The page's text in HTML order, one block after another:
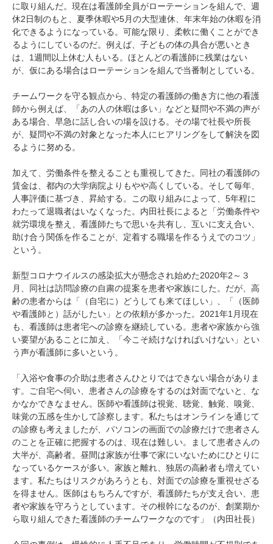
に取り組んだ。現在は看護師全員がローテーションを組んで、週
休2日制のもと、夏季休暇や5月の大型連休、年末年始の休暇を消
化できるようになっている。可能な限り、柔軟に働くことができ
るようにしているのだ。例えば、子どもの体の具合が悪いとき
は、1週間以上休む人もいる。ほとんどの看護師に残業はない
が、仮にある場合はローテーションを組んで当番制としている。
チームワークを守る観点から、特定の看護師の働き方に他の看護
師から例えば、「あの人の休暇は多い」などと疑問や不満の声が
ある場合、早急に話し合いの場を設ける。その場で社長や所長
が、疑問や不満の対象となった本人にヒアリングをして解決を図
るように努める。
加えて、労働条件を整えることも重視してきた。同社の看護師の
賃金は、都内の大学病院よりもやや高くしている。そして毎年、
人事評価に基づき、昇給する。この取り組みによって、5年程に
わたって退職者はいなくなった。内田社長によると「労働条件や
就労環境を整え、看護師たちで思いを共有し、互いに支え合い、
助け合う関係を作ることが、定着する職場を作るうえでのコツ」
という。
新型コロナウイルスの感染拡大が懸念され始めた2020年2～３
月、同社は訪問診療の自粛の提案を患者や家族にした。だが、高
齢の患者からは「（自宅に）どうしても来てほしい」、「（医師
や看護師と）話がしたい」との依頼が多かった。2021年1月現在
も、看護師は患者宅への診療を継続している。患者や家族から強
い要望があることに加え、「今こそ続けなければいけない」とい
う声が看護師に多いという。
「入浴や食事の介助は患者さんひとりではできない場合がありま
す。ご自宅へ伺い、患者さんの診療をするのは対面でないと、な
かなかできなません。医師や看護師は視覚、聴覚、触覚、嗅覚、
味覚の五感を生かして診察します。私たちはオンラインを通じて
の診療も考えましたが、パソコンの画面での診療だけで患者さん
のことを正確に把握するのは、現在は難しい。まして患者さんの
大半が、高齢者。昼間は家族が仕事で家にいないためにひとりに
なっているケースが多い。家族と離れ、独居の高齢者も増えてい
ます。私たちはリスクがあろうとも、対面での診療を重視せざる
を得ません。医師はもちろんですが、看護師たちが支え合い、患
者や家族を守ろうとしています。その根幹になるのが、創業期か
ら取り組んできた看護師のチームワークなのです」（内田社長）